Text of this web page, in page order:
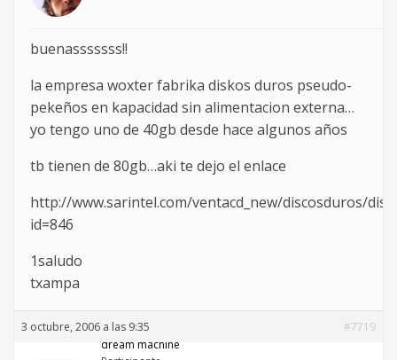
buenasssssss!!
la empresa woxter fabrika diskos duros pseudo-
pekeños en kapacidad sin alimentacion externa…
yo tengo uno de 40gb desde hace algunos años
tb tienen de 80gb…aki te dejo el enlace
http://www.sarintel.com/ventacd_new/discosduros/
id=846
1saludo
txampa
3 octubre, 2006 a las 9:35
#7719
dream machine